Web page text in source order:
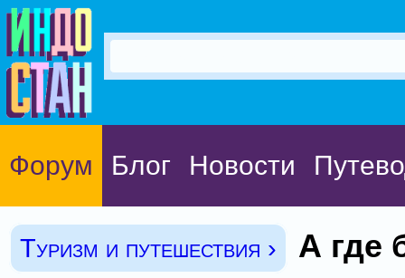
Форум Блог Новости
Туризм и путешествия ›
А где